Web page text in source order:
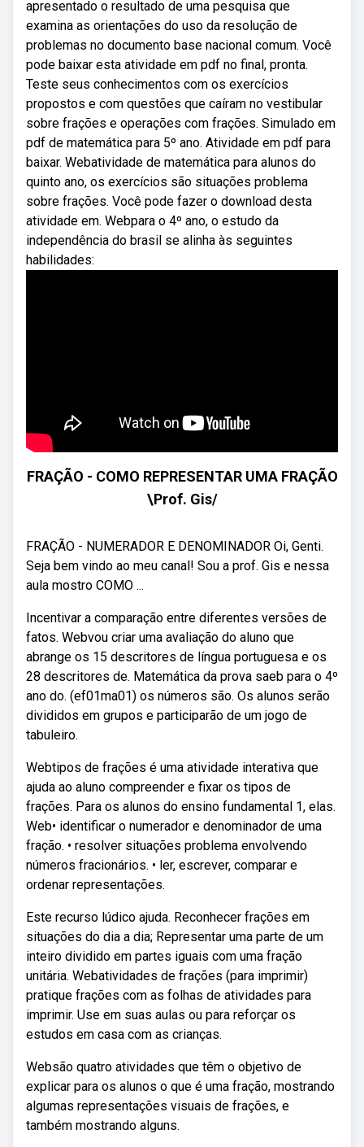
apresentado o resultado de uma pesquisa que
examina as orientações do uso da resolução de
problemas no documento base nacional comum. Você
pode baixar esta atividade em pdf no final, pronta.
Teste seus conhecimentos com os exercícios
propostos e com questões que caíram no vestibular
sobre frações e operações com frações. Simulado em
pdf de matemática para 5º ano. Atividade em pdf para
baixar. Webatividade de matemática para alunos do
quinto ano, os exercícios são situações problema
sobre frações. Você pode fazer o download desta
atividade em. Webpara o 4º ano, o estudo da
independência do brasil se alinha às seguintes
habilidades:
FRAÇÃO - COMO REPRESENTAR UMA FRAÇÃO
\Prof. Gis/
FRAÇÃO - NUMERADOR E DENOMINADOR Oi, Genti.
Seja bem vindo ao meu canal! Sou a prof. Gis e nessa
aula mostro COMO ...
Incentivar a comparação entre diferentes versões de
fatos. Webvou criar uma avaliação do aluno que
abrange os 15 descritores de língua portuguesa e os
28 descritores de. Matemática da prova saeb para o 4º
ano do. (ef01ma01) os números são. Os alunos serão
divididos em grupos e participarão de um jogo de
tabuleiro.
Webtipos de frações é uma atividade interativa que
ajuda ao aluno compreender e fixar os tipos de
frações. Para os alunos do ensino fundamental 1, elas.
Web• identificar o numerador e denominador de uma
fração. • resolver situações problema envolvendo
números fracionários. • ler, escrever, comparar e
ordenar representações.
Este recurso lúdico ajuda. Reconhecer frações em
situações do dia a dia; Representar uma parte de um
inteiro dividido em partes iguais com uma fração
unitária. Webatividades de frações (para imprimir)
pratique frações com as folhas de atividades para
imprimir. Use em suas aulas ou para reforçar os
estudos em casa com as crianças.
Websão quatro atividades que têm o objetivo de
explicar para os alunos o que é uma fração, mostrando
algumas representações visuais de frações, e
também mostrando alguns.